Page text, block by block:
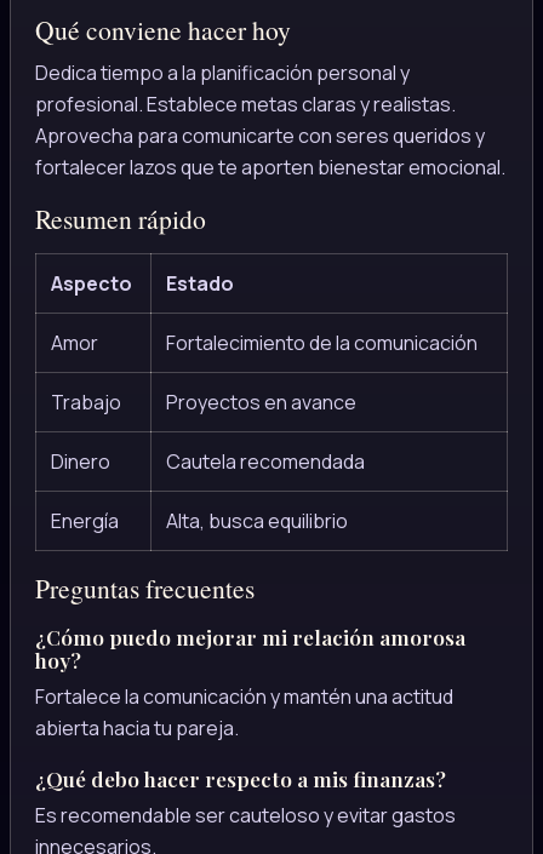
Qué conviene hacer hoy
Dedica tiempo a la planificación personal y
profesional. Establece metas claras y realistas.
Aprovecha para comunicarte con seres queridos y
fortalecer lazos que te aporten bienestar emocional.
Resumen rápido
Aspecto Estado
Amor Fortalecimiento de la comunicación
Trabajo Proyectos en avance
Dinero Cautela recomendada
Energía Alta, busca equilibrio
Preguntas frecuentes
¿Cómo puedo mejorar mi relación amorosa
hoy?
Fortalece la comunicación y mantén una actitud
abierta hacia tu pareja.
¿Qué debo hacer respecto a mis finanzas?
Es recomendable ser cauteloso y evitar gastos
innecesarios.